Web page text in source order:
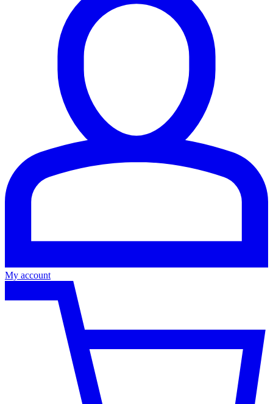
My account